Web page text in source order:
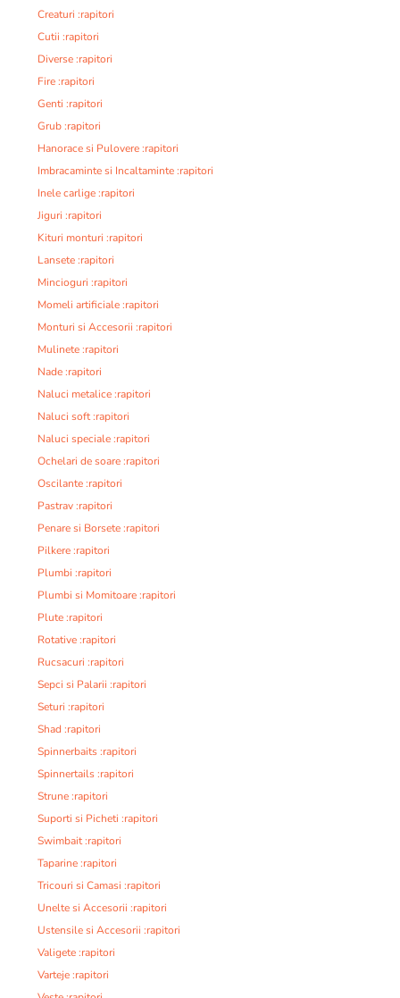
Creaturi :rapitori
Cutii :rapitori
Diverse :rapitori
Fire :rapitori
Genti :rapitori
Grub :rapitori
Hanorace si Pulovere :rapitori
Imbracaminte si Incaltaminte :rapitori
Inele carlige :rapitori
Jiguri :rapitori
Kituri monturi :rapitori
Lansete :rapitori
Mincioguri :rapitori
Momeli artificiale :rapitori
Monturi si Accesorii :rapitori
Mulinete :rapitori
Nade :rapitori
Naluci metalice :rapitori
Naluci soft :rapitori
Naluci speciale :rapitori
Ochelari de soare :rapitori
Oscilante :rapitori
Pastrav :rapitori
Penare si Borsete :rapitori
Pilkere :rapitori
Plumbi :rapitori
Plumbi si Momitoare :rapitori
Plute :rapitori
Rotative :rapitori
Rucsacuri :rapitori
Sepci si Palarii :rapitori
Seturi :rapitori
Shad :rapitori
Spinnerbaits :rapitori
Spinnertails :rapitori
Strune :rapitori
Suporti si Picheti :rapitori
Swimbait :rapitori
Taparine :rapitori
Tricouri si Camasi :rapitori
Unelte si Accesorii :rapitori
Ustensile si Accesorii :rapitori
Valigete :rapitori
Varteje :rapitori